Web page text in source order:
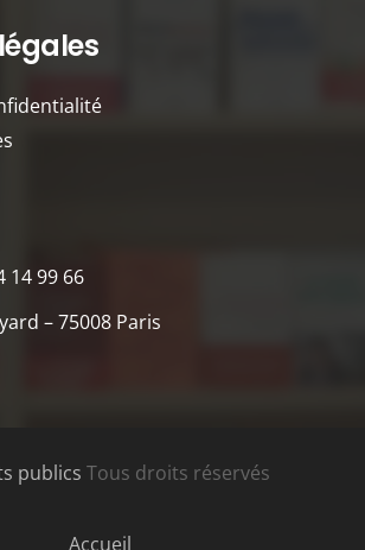
14 99 66
– 75008 Paris
publics Tous droits réservés
Accueil